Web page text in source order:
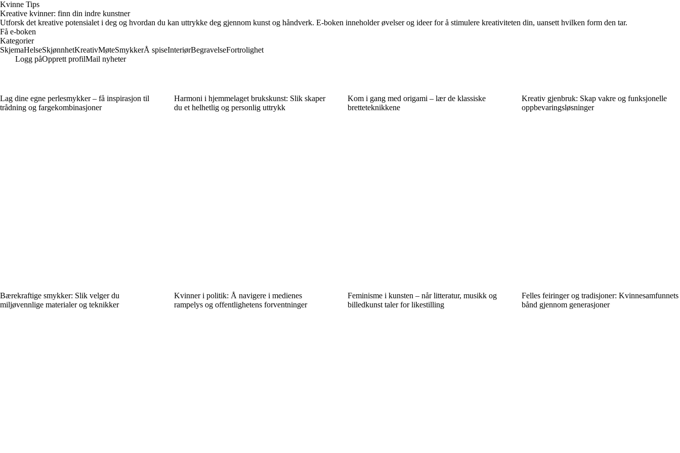
Kvinne Tips
Kreative kvinner: finn din indre kunstner
Utforsk det kreative potensialet i deg og hvordan du kan uttrykke deg gjennom kunst og håndverk. E-boken inneholder øvelser og ideer for å stimulere kreativiteten din, uansett hvilken form den tar.
Få e-boken
Kategorier
SkjemaHelseSkjønnhetKreativMøteSmykkerÅ spiseInteriørBegravelseFortrolighet
Logg påOpprett profilMail nyheter
Lag dine egne perlesmykker – få inspirasjon til
trådning og fargekombinasjoner
Harmoni i hjemmelaget brukskunst: Slik skaper
du et helhetlig og personlig uttrykk
Kom i gang med origami – lær de klassiske
bretteteknikkene
Kreativ gjenbruk: Skap vakre og funksjonelle
oppbevaringsløsninger
Bærekraftige smykker: Slik velger du
miljøvennlige materialer og teknikker
Kvinner i politik: Å navigere i medienes
rampelys og offentlighetens forventninger
Feminisme i kunsten – når litteratur, musikk og
billedkunst taler for likestilling
Felles feiringer og tradisjoner: Kvinnesamfunnets
bånd gjennom generasjoner